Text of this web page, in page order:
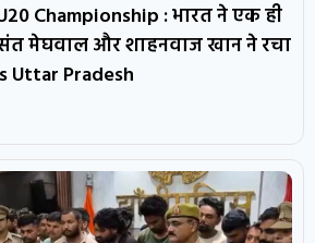
Championship : भारत ने एक ही
मेघवाल और शाहनवाज खान ने रचा
Uttar Pradesh